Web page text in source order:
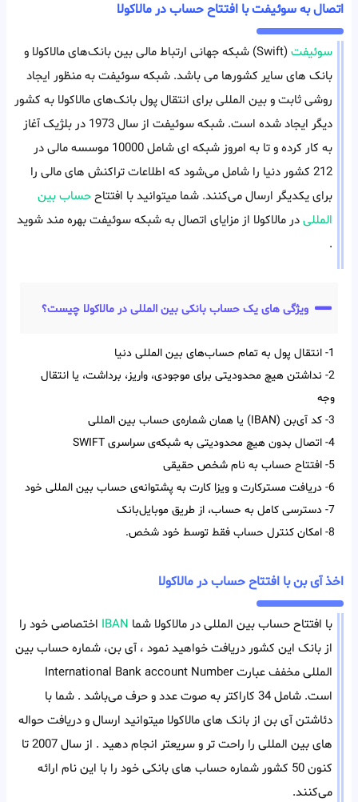
اتصال به سوئیفت با افتتاح حساب در مالاکولا
سوئیفت
(Swift) شبکه جهانی ارتباط‌ مالی بین بانک‌های مالاکولا و
بانک های سایر کشورها می باشد. شبکه سوئیفت به منظور ایجاد
روشی ثابت و بین المللی برای انتقال پول بانک‌های مالاکولا به کشور
دیگر ایجاد شده است. شبکه سوئیفت از سال 1973 در بلژیک آغاز
به کار کرده و تا به امروز شبکه ای شامل 10000 موسسه مالی در
212 کشور دنیا را شامل می‌شود که اطلاعات تراکنش های مالی را
برای یکدیگر ارسال می‌کنند. شما میتوانید با افتتاححساب بین
المللیدر مالاکولا از مزایای اتصال به شبکه سوئیفت بهره مند شوید
.
ویژگی های یک حساب بانکی بین المللی در مالاکولا چیست؟
1- انتقال پول به تمام حساب‌‌های بین‌‌ المللی دنیا
2- نداشتن هیچ محدودیتی برای موجودی، واریز، برداشت، یا انتقال
وجه
3- کد آی‌‌بن (IBAN) یا همان شماره‌ی حساب بین‌ المللی
4- اتصال بدون هیچ محدودیتی به شبکه‌ی سراسری SWIFT
5- افتتاح حساب به نام شخص حقیقی
6- دریافت مسترکارت و ویزا کارت به پشتوانه‌ی حساب بین المللی خود
7- دسترسی کامل به حساب، از طریق موبایل‌بانک
8- امکان کنترل حساب فقط توسط خود شخص.
اخذ آی بن با افتتاح حساب در مالاکولا
با افتتاح حساب بین المللی در مالاکولا شما IBAN اختصاصی خود را
از بانک این کشور دریافت خواهید نمود ، آی بن، شماره حساب بین
المللی مخفف عبارت International Bank account Number
است. شامل 34 کاراکتر به صوت عدد و حرف می‌باشد . شما با
دئاشتن آی بن از بانک های مالاکولا میتوانید ارسال و دریافت حواله
های بین المللی را راحت تر و سریعتر انجام دهید . از سال 2007 تا
کنون 50 کشور شماره حساب های بانکی خود را با این نام ارائه
می‌کنند.